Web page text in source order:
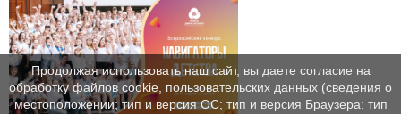
Продолжая использовать наш сайт, вы даете согласие на
обработку файлов cookie, пользовательских данных (сведения о
местоположении; тип и версия ОС; тип и версия Браузера; тип